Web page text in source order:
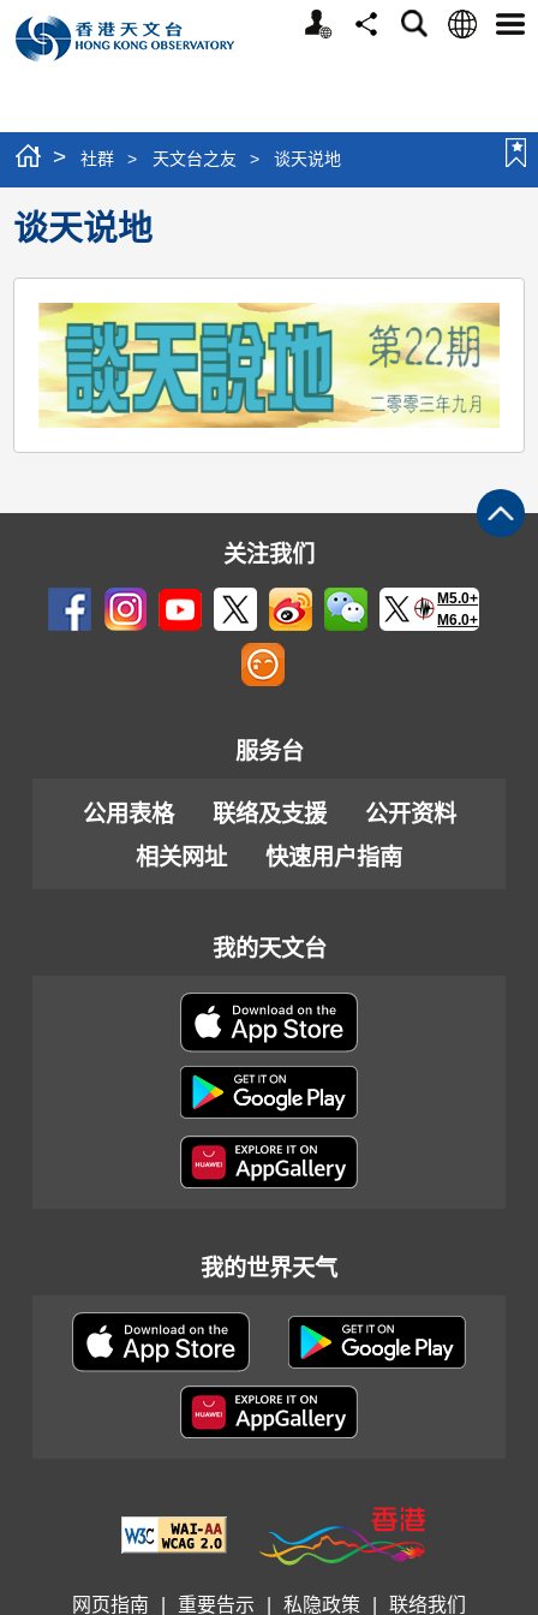
个
分
搜
语
选
> 社群 > 天文台之友 > 谈天说地
谈天说地
关注我们
M5.0+
M6.0+
服务台
公用表格 联络及支援
公开资料
相关网址
快速用户指南
我的天文台
我的世界天气
网页指南 重要告示 私隐政策 联络我们